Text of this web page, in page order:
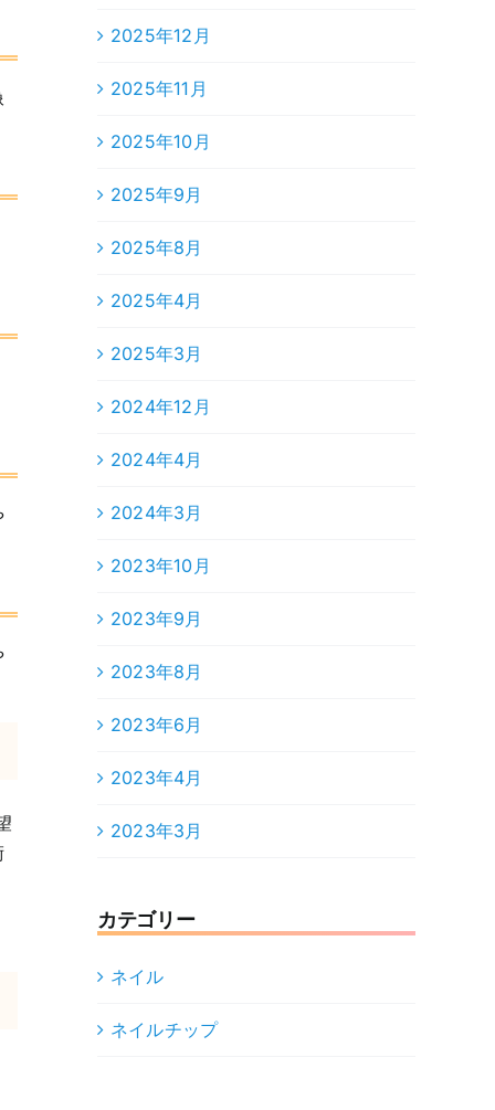
2025年12月
2025年11月
2025年10月
2025年9月
2025年8月
2025年4月
2025年3月
2024年12月
2024年4月
2024年3月
2023年10月
2023年9月
2023年8月
2023年6月
2023年4月
2023年3月
カテゴリー
ネイル
ネイルチップ